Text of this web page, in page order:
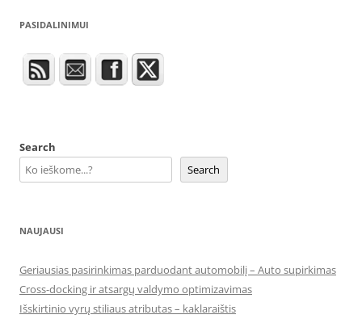
PASIDALINIMUI
Search
Search
NAUJAUSI
Geriausias pasirinkimas parduodant automobilį – Auto supirkimas
Cross-docking ir atsargų valdymo optimizavimas
Išskirtinio vyrų stiliaus atributas – kaklaraištis